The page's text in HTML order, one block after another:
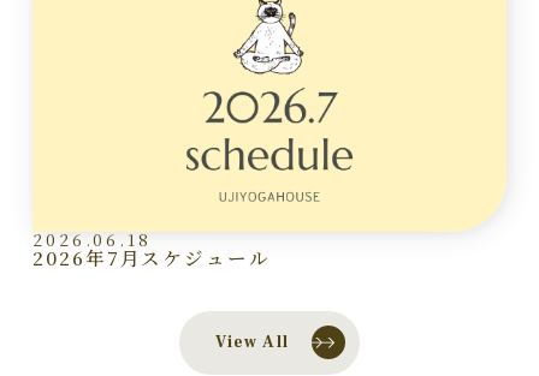
2026.06.18
2026年7月スケジュール
View All